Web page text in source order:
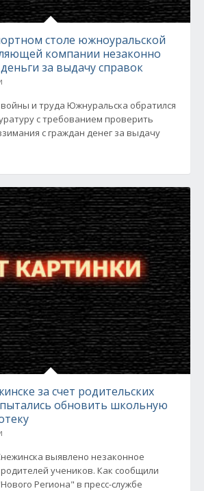
столе южноуральской
компании незаконно
за выдачу справок
и труда Южнуральска обратился
с требованием проверить
с граждан денег за выдачу
за счет родительских
обновить школьную
выявлено незаконное
учеников. Как сообщили
Региона" в пресс-службе